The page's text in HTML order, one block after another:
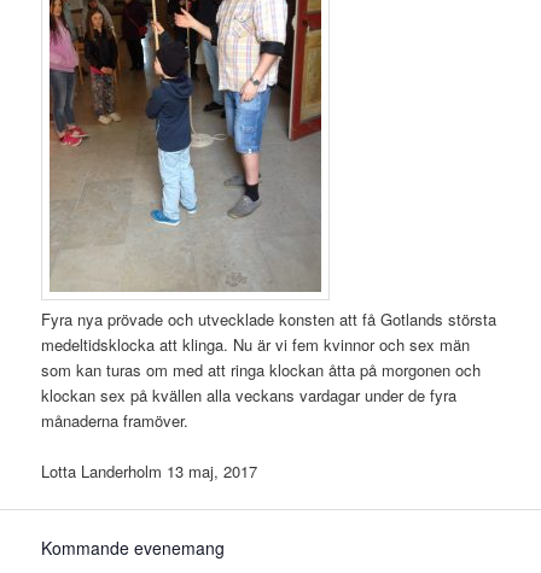
Fyra nya prövade och utvecklade konsten att få Gotlands största
medeltidsklocka att klinga. Nu är vi fem kvinnor och sex män
som kan turas om med att ringa klockan åtta på morgonen och
klockan sex på kvällen alla veckans vardagar under de fyra
månaderna framöver.
Lotta Landerholm 13 maj, 2017
Kommande evenemang